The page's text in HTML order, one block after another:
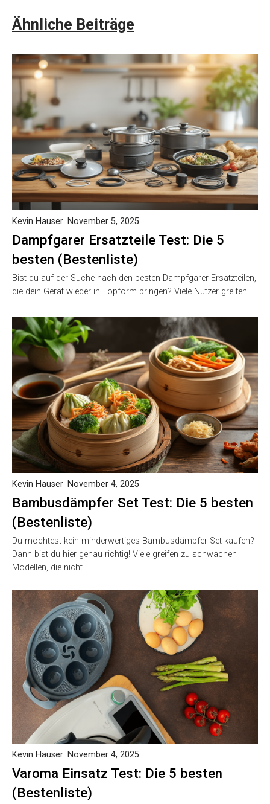
Ähnliche Beiträge
Dampfgarer Ersatzteile Test: Die 5
besten (Bestenliste)
Kevin Hauser November 5, 2025
Bist du auf der Suche nach den besten Dampfgarer Ersatzteilen,
die dein Gerät wieder in Topform bringen? Viele Nutzer greifen…
Bambusdämpfer Set Test: Die 5 besten
(Bestenliste)
Kevin Hauser November 4, 2025
Du möchtest kein minderwertiges Bambusdämpfer Set kaufen?
Dann bist du hier genau richtig! Viele greifen zu schwachen
Modellen, die nicht…
Varoma Einsatz Test: Die 5 besten
(Bestenliste)
Kevin Hauser November 4, 2025